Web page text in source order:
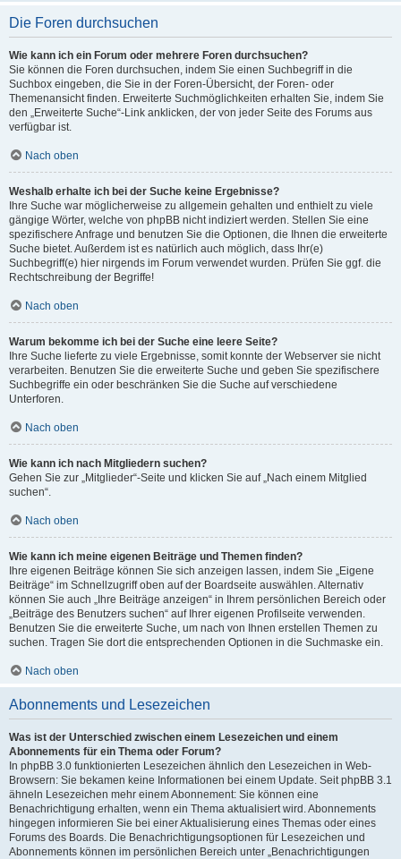
Die Foren durchsuchen
Wie kann ich ein Forum oder mehrere Foren durchsuchen?
Sie können die Foren durchsuchen, indem Sie einen Suchbegriff in die
Suchbox eingeben, die Sie in der Foren-Übersicht, der Foren- oder
Themenansicht finden. Erweiterte Suchmöglichkeiten erhalten Sie, indem Sie
den „Erweiterte Suche“-Link anklicken, der von jeder Seite des Forums aus
verfügbar ist.
Nach oben
Weshalb erhalte ich bei der Suche keine Ergebnisse?
Ihre Suche war möglicherweise zu allgemein gehalten und enthielt zu viele
gängige Wörter, welche von phpBB nicht indiziert werden. Stellen Sie eine
spezifischere Anfrage und benutzen Sie die Optionen, die Ihnen die erweiterte
Suche bietet. Außerdem ist es natürlich auch möglich, dass Ihr(e)
Suchbegriff(e) hier nirgends im Forum verwendet wurden. Prüfen Sie ggf. die
Rechtschreibung der Begriffe!
Nach oben
Warum bekomme ich bei der Suche eine leere Seite?
Ihre Suche lieferte zu viele Ergebnisse, somit konnte der Webserver sie nicht
verarbeiten. Benutzen Sie die erweiterte Suche und geben Sie spezifischere
Suchbegriffe ein oder beschränken Sie die Suche auf verschiedene
Unterforen.
Nach oben
Wie kann ich nach Mitgliedern suchen?
Gehen Sie zur „Mitglieder“-Seite und klicken Sie auf „Nach einem Mitglied
suchen“.
Nach oben
Wie kann ich meine eigenen Beiträge und Themen finden?
Ihre eigenen Beiträge können Sie sich anzeigen lassen, indem Sie „Eigene
Beiträge“ im Schnellzugriff oben auf der Boardseite auswählen. Alternativ
können Sie auch „Ihre Beiträge anzeigen“ in Ihrem persönlichen Bereich oder
„Beiträge des Benutzers suchen“ auf Ihrer eigenen Profilseite verwenden.
Benutzen Sie die erweiterte Suche, um nach von Ihnen erstellen Themen zu
suchen. Tragen Sie dort die entsprechenden Optionen in die Suchmaske ein.
Nach oben
Abonnements und Lesezeichen
Was ist der Unterschied zwischen einem Lesezeichen und einem
Abonnements für ein Thema oder Forum?
In phpBB 3.0 funktionierten Lesezeichen ähnlich den Lesezeichen in Web-
Browsern: Sie bekamen keine Informationen bei einem Update. Seit phpBB 3.1
ähneln Lesezeichen mehr einem Abonnement: Sie können eine
Benachrichtigung erhalten, wenn ein Thema aktualisiert wird. Abonnements
hingegen informieren Sie bei einer Aktualisierung eines Themas oder eines
Forums des Boards. Die Benachrichtigungsoptionen für Lesezeichen und
Abonnements können im persönlichen Bereich unter „Benachrichtigungen